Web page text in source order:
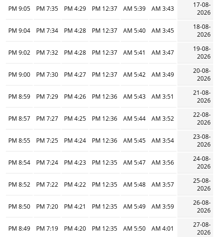
17-08-
2026
3:43 AM
5:39 AM
12:37 PM
4:29 PM
7:35 PM
9:05 PM
18-08-
2026
3:45 AM
5:40 AM
12:37 PM
4:28 PM
7:34 PM
9:04 PM
19-08-
2026
3:47 AM
5:41 AM
12:37 PM
4:28 PM
7:32 PM
9:02 PM
20-08-
2026
3:49 AM
5:42 AM
12:37 PM
4:27 PM
7:30 PM
9:00 PM
21-08-
2026
3:51 AM
5:43 AM
12:36 PM
4:26 PM
7:29 PM
8:59 PM
22-08-
2026
3:52 AM
5:44 AM
12:36 PM
4:25 PM
7:27 PM
8:57 PM
23-08-
2026
3:54 AM
5:45 AM
12:36 PM
4:24 PM
7:25 PM
8:55 PM
24-08-
2026
3:56 AM
5:47 AM
12:35 PM
4:23 PM
7:24 PM
8:54 PM
25-08-
2026
3:57 AM
5:48 AM
12:35 PM
4:22 PM
7:22 PM
8:52 PM
26-08-
2026
3:59 AM
5:49 AM
12:35 PM
4:21 PM
7:20 PM
8:50 PM
27-08-
2026
4:01 AM
5:50 AM
12:35 PM
4:20 PM
7:19 PM
8:49 PM